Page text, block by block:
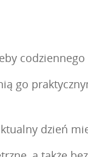
go
dzień